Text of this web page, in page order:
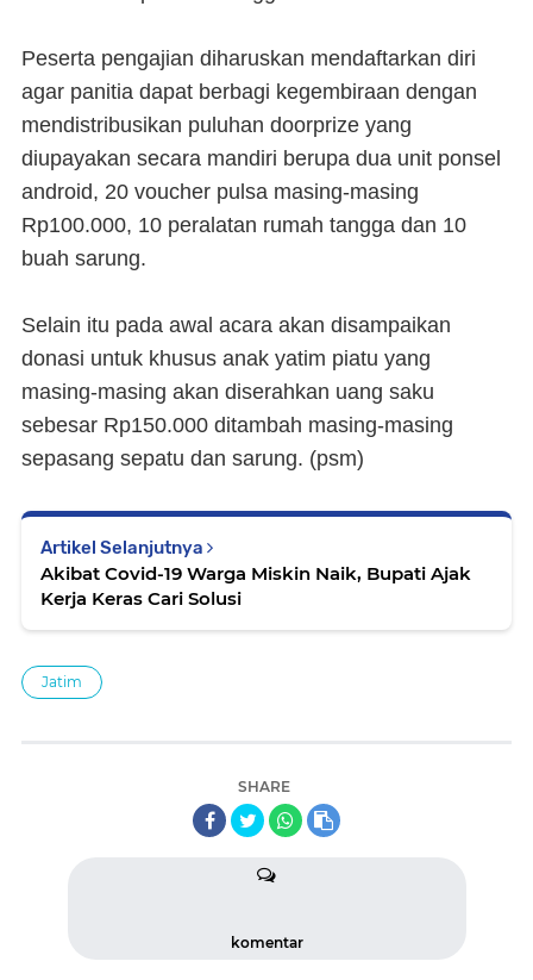
Peserta pengajian diharuskan mendaftarkan diri
agar panitia dapat berbagi kegembiraan dengan
mendistribusikan puluhan doorprize yang
diupayakan secara mandiri berupa dua unit ponsel
android, 20 voucher pulsa masing-masing
Rp100.000, 10 peralatan rumah tangga dan 10
buah sarung.
Selain itu pada awal acara akan disampaikan
donasi untuk khusus anak yatim piatu yang
masing-masing akan diserahkan uang saku
sebesar Rp150.000 ditambah masing-masing
sepasang sepatu dan sarung. (psm)
Artikel Selanjutnya
Akibat Covid-19 Warga Miskin Naik, Bupati Ajak
Kerja Keras Cari Solusi
Jatim
SHARE
komentar